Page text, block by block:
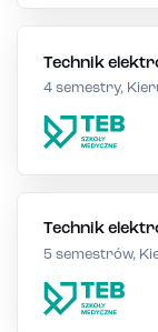
Technik
4 semestry,
Technik
5 semestrów,